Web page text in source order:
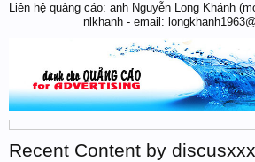
Liên hệ quảng cáo: anh Nguyễn Long Khánh
nlkhanh - email:
Recent Content by discusxxx